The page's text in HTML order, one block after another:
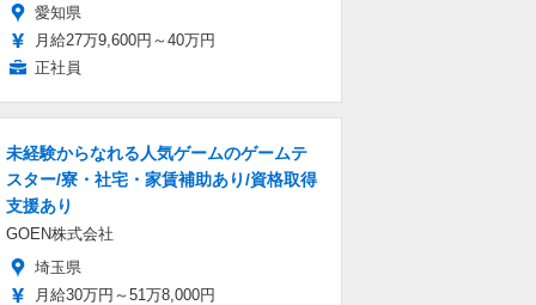
愛知県
月給27万9,600円～40万円
正社員
未経験からなれる人気ゲームのゲームテ
スター/寮・社宅・家賃補助あり/資格取得
支援あり
GOEN株式会社
埼玉県
月給30万円～51万8,000円